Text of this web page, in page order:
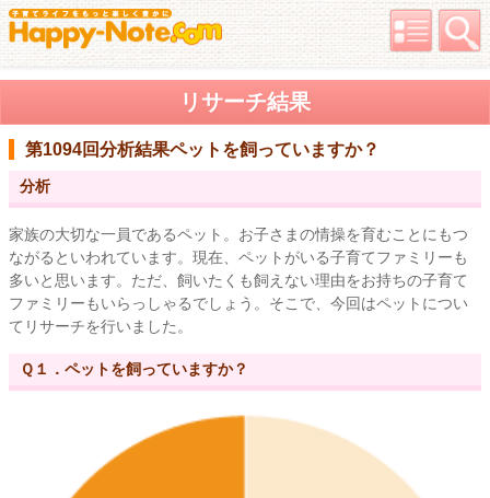
リサーチ結果
第1094回分析結果ペットを飼っていますか？
分析
家族の大切な一員であるペット。お子さまの情操を育むことにもつ
ながるといわれています。現在、ペットがいる子育てファミリーも
多いと思います。ただ、飼いたくも飼えない理由をお持ちの子育て
ファミリーもいらっしゃるでしょう。そこで、今回はペットについ
てリサーチを行いました。
Ｑ１．ペットを飼っていますか？